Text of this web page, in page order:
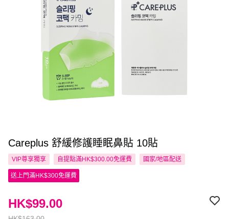
Careplus 舒緩修護睡眠鼻貼 10貼
VIP尊享獨享 自提點滿HK$300.00免運費 國家/地區配送
送上門滿HK$300免運費
HK$99.00